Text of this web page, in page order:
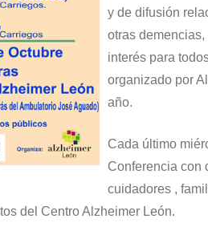
y de difusión
otras
interés para
organizado por
año.
Cada último
Conferencia con
cuidadores ,
del Centro Alzheimer León.